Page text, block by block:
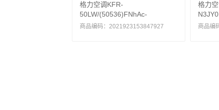
格力空调KFR-
50LW/(50536)FNhAc-
商品编码：2021923153847927
格力
商品编